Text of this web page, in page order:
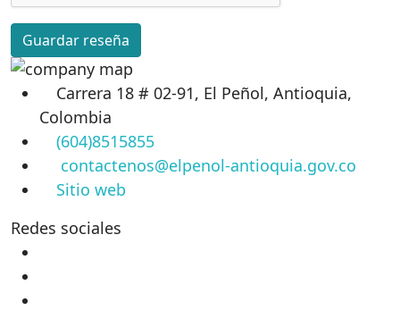
Guardar reseña
Carrera 18 # 02-91, El Peñol, Antioquia,
Colombia
(604)8515855
contactenos@elpenol-antioquia.gov.co
Sitio web
Redes sociales